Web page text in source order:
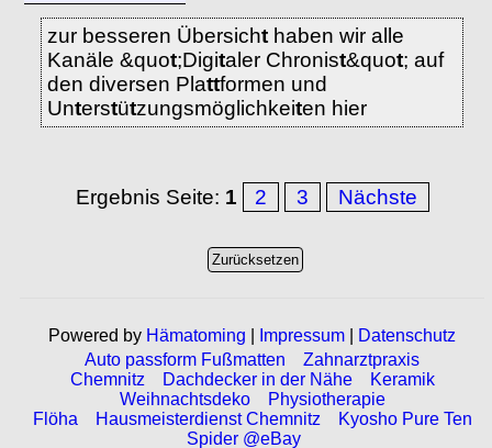
zur besseren Übersichthaben wir alle
Kanäle &quot;Digitaler Chronist&quot; auf
den diversen Plattformen und
Unterstützungsmöglichkeiten hier
Ergebnis Seite: 1 2 3 Nächste
Powered by Hämatoming Impressum
Datenschutz
Auto passform Fußmatten
Zahnarztpraxis
Chemnitz
Dachdecker in der Nähe
Keramik
Weihnachtsdeko
Physiotherapie
Flöha
Hausmeisterdienst Chemnitz
Kyosho Pure Ten
Spider @eBay